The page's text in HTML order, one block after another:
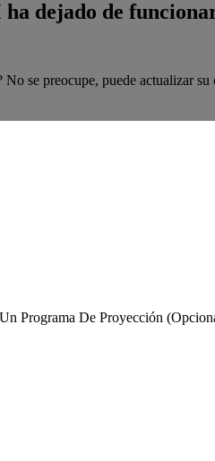
dejado de
se preocupe, puede actualizar
Programa De Proyección